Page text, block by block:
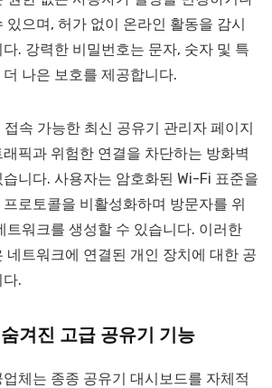
있으며, 허가 없이 온라인 활동을 감시
. 강력한 비밀번호는 문자, 숫자 및 특
나은 보호를 제공합니다.
접속 가능한 최신 공유기 관리자 페이지
픽과 위험한 연결을 차단하는 방화벽
니다. 사용자는 암호화된 Wi-Fi 표준을
로토콜을 비활성화하며 방문자를 위
트워크를 생성할 수 있습니다. 이러한
네트워크에 연결된 개인 장치에 대한 공
.
겨진 고급 공유기 기능
체는 종종 공유기 대시보드를 자체적